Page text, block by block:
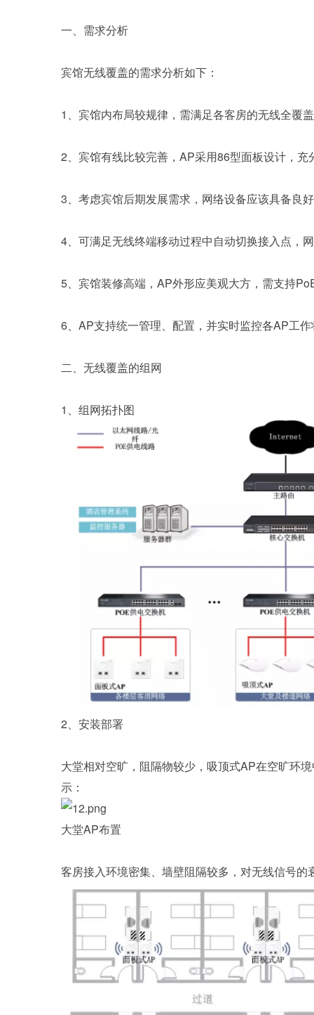
一、需求分析
宾馆无线覆盖的需求分析如下：
1、宾馆内布局较规律，需满足各客房的无线全覆
2、宾馆有线比较完善，AP采用86型面板设计，充
3、考虑宾馆后期发展需求，网络设备应该具备良
4、可满足无线终端移动过程中自动切换接入点，
5、宾馆装修高端，AP外形应美观大方，需支持
6、AP支持统一管理、配置，并实时监控各AP工
二、无线覆盖的组网
1、组网拓扑图
2、安装部署
大堂相对空旷，阻隔物较少，吸顶式AP在空旷环
示：
大堂AP布置
客房接入环境密集、墙壁阻隔较多，对无线信号